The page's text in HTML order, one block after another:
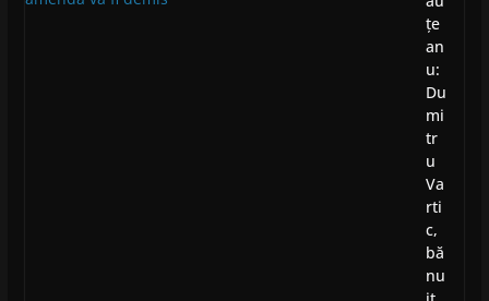
țe
an
u:
Du
mi
tr
u
Va
rti
c,
bă
nu